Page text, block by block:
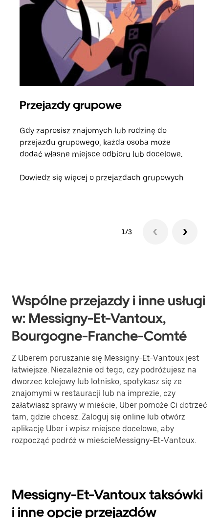
Przejazdy grupowe
Gdy zaprosisz znajomych lub rodzinę do
przejazdu grupowego, każda osoba może
dodać własne miejsce odbioru lub docelowe.
Dowiedz się więcej o przejazdach grupowych
1/3
Wspólne przejazdy i inne usługi
w: Messigny-Et-Vantoux,
Bourgogne-Franche-Comté
Z Uberem poruszanie się Messigny-Et-Vantoux jest
łatwiejsze. Niezależnie od tego, czy podróżujesz na
dworzec kolejowy lub lotnisko, spotykasz się ze
znajomymi w restauracji lub na imprezie, czy
załatwiasz sprawy w mieście, Uber pomoże Ci dotrzeć
tam, gdzie chcesz. Zaloguj się online lub otwórz
aplikację Uber i wpisz miejsce docelowe, aby
rozpocząć podróż w mieścieMessigny-Et-Vantoux.
Messigny-Et-Vantoux taksówki
i inne opcje przejazdów